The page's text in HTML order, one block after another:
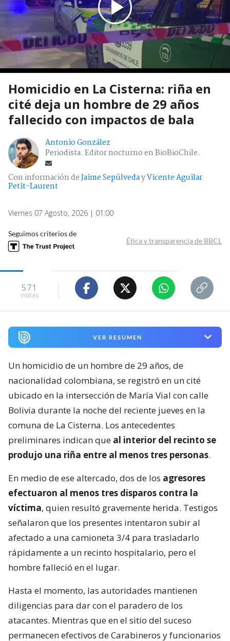
Homicidio en La Cisterna: riña en
cité deja un hombre de 29 años
fallecido con impactos de bala
Antonio González
Periodista. Editor nocturno en BioBioChile.
Con información deJaime SepúlvedayVicente Aguilar
Petit-Laurent
Viernes 07 Agosto, 2026 | 01:00
Seguimos criterios de
Ética y transparencia de BBCL
571
visitas
VER RESUMEN
Un homicidio de un hombre de 29 años, de
nacionalidad colombiana, se registró en un cité
ubicado en la intersección de María Vial con calle
Bolivia durante la noche del reciente jueves en la
comuna de La Cisterna. Los antecedentes
preliminares indican que al interior del recinto se
produjo una riña entre al menos tres personas.
En medio de ese altercado, dos de los agresores
efectuaron al menos tres disparos contra la
víctima, quien resultó gravemente herida. Testigos
señalaron que los presentes intentaron subir al
afectado a una camioneta 3/4 para trasladarlo
rápidamente a un recinto hospitalario, pero el
hombre falleció en el lugar.
Hasta el momento, las autoridades mantienen
diligencias para dar con el paradero de los
atacantes. Mientras que en el sitio del suceso
permanecen efectivos de Carabineros y funcionarios